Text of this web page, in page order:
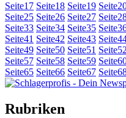
Seite17 Seite18 Seite19 Seite
Seite25 Seite26 Seite27 Seite
Seite33 Seite34 Seite35 Seite
Seite41 Seite42 Seite43 Seite
Seite49 Seite50 Seite51 Seite52
Seite57 Seite58 Seite59 Seite
Seite65 Seite66 Seite67 Seite
Rubriken